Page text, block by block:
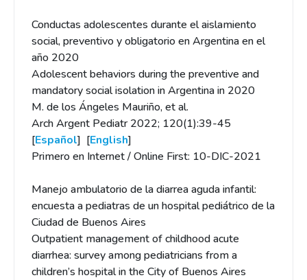
Conductas adolescentes durante el aislamiento
social, preventivo y obligatorio en Argentina en el
año 2020
Adolescent behaviors during the preventive and
mandatory social isolation in Argentina in 2020
M. de los Ángeles Mauriño, et al.
Arch Argent Pediatr 2022; 120(1):39-45
[Español] [English]
Primero en Internet / Online First: 10-DIC-2021
Manejo ambulatorio de la diarrea aguda infantil:
encuesta a pediatras de un hospital pediátrico de la
Ciudad de Buenos Aires
Outpatient management of childhood acute
diarrhea: survey among pediatricians from a
children’s hospital in the City of Buenos Aires